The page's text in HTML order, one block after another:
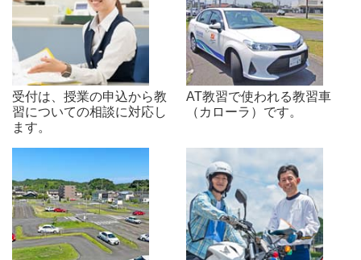
受付は、授業の申込から教
習についての相談に対応し
ます。
AT教習で使われる教習車
（カローラ）です。